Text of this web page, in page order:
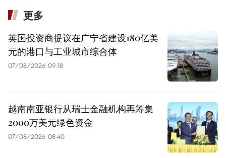
更多
英国投资商提议在广宁省建设180亿美
元的港口与工业城市综合体
07/08/2026 09:18
越南南亚银行从瑞士金融机构再筹集
2000万美元绿色资金
07/08/2026 08:40